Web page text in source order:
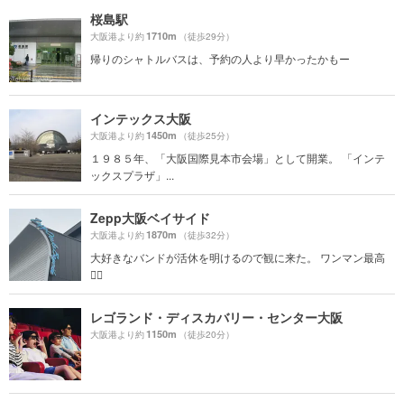
桜島駅
大阪港より約1710m （徒歩29分）
帰りのシャトルバスは、予約の人より早かったかもー
インテックス大阪
大阪港より約1450m （徒歩25分）
１９８５年、「大阪国際見本市会場」として開業。 「インテ
ックスプラザ」...
Zepp大阪ベイサイド
大阪港より約1870m （徒歩32分）
大好きなバンドが活休を明けるので観に来た。 ワンマン最高
✌🏻
レゴランド・ディスカバリー・センター大阪
大阪港より約1150m （徒歩20分）